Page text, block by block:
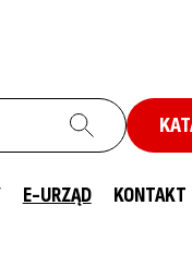
E-URZĄD KONTAKT